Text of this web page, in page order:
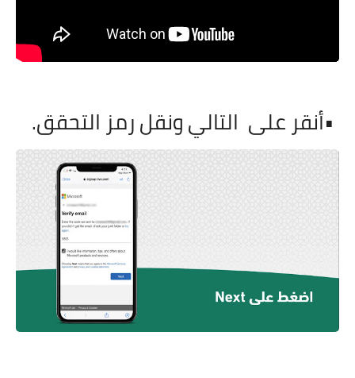
•أنقر على التالي ونقل رمز التحقق.